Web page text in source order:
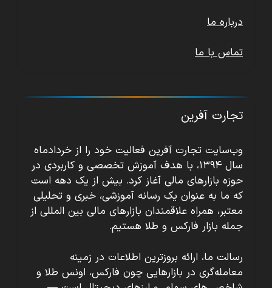
درباره ما
تماس با ما
تجارت آفرین
وب‌سایت تجارت آفرین فعالیت خود را از خردادماه
سال ۱۳۹۴، با هدف آموزش تخصصی و کاربردی در
حوزه بازارهای مالی آغاز کرد. بیش از یک دهه است
که ما به عنوان یک رسانه آموزشی، خبری و تحلیلی
معتبر، همراه علاقمندان بازارهای مالی بین المللی از
جمله بازار فارکس و طلا هستیم.
رسالت ما، ارائه بروزترین اطلاعات در زمینه
معامله‌گری در بازارهایی چون فارکس، اونس طلا و